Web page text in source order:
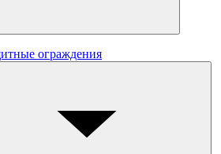
ограждения